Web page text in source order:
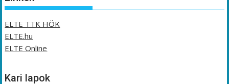
ELTE TTK HÖK
ELTE.hu
ELTE Online
Kari lapok